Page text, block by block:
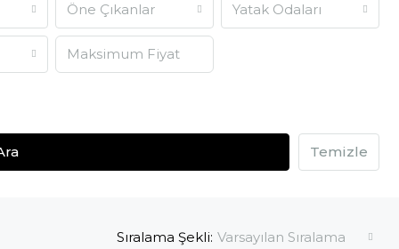
Öne Çıkanlar Yatak Odaları
Temizle
Sıralama Şekli: Varsayılan Sıralama